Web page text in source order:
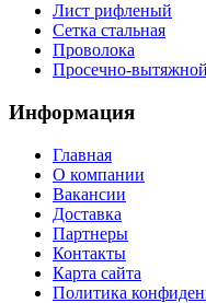
Лист рифленый
Сетка стальная
Проволока
Просечно-
Информация
Главная
О компании
Вакансии
Доставка
Партнеры
Контакты
Карта сайта
Политика